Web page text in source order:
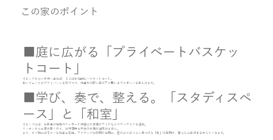
■庭に広がる「プライベートバスケッ
トコート」
リビングから一歩外へ出れば、そこは本格的なバスケットコート。
高いフェンスがプライバシーを守りつつ、村山市の広い空の下で思いきりスポーツを楽しめます。
■学び、奏で、整える。「スタディスペ
ース」と「和室」
リビングには、お子様の勉強やキーボード練習に大活躍のワイドなスタディデスクを造作。
キッチンからも目が届くので、お料理中も家族の会話が途切れません。
また、すぐ隣にはモダンな和室も完備。アクティブな時間の合間に、畳の上でほっと一息つける「静」の空間が、暮らしに奥行きを与えてくれます。
この家のポイント